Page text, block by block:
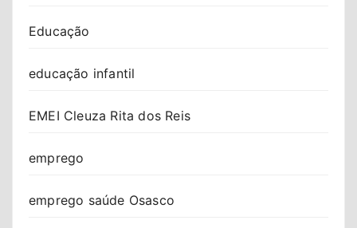
Educação
educação infantil
EMEI Cleuza Rita dos Reis
emprego
emprego saúde Osasco